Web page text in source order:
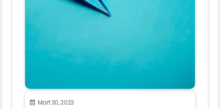
Mart 30, 2023